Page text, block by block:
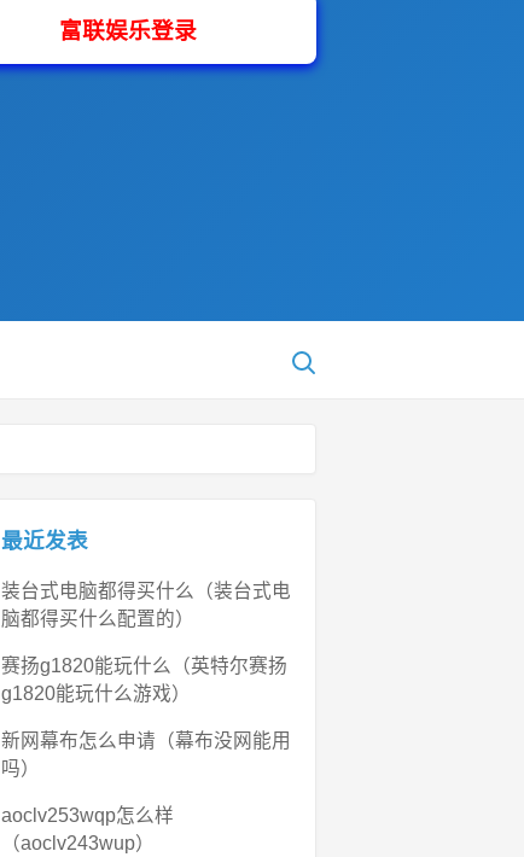
最近发表
装台式电脑都得买什么（装台式电
脑都得买什么配置的）
赛扬g1820能玩什么（英特尔赛扬
g1820能玩什么游戏）
新网幕布怎么申请（幕布没网能用
吗）
aoclv253wqp怎么样
（aoclv243wup）